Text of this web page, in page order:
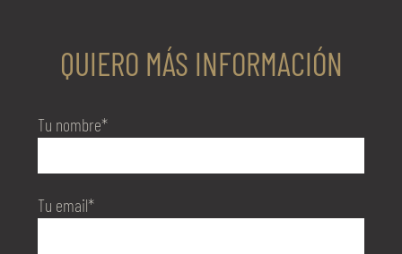
QUIERO MÁS INFORMACIÓN
Tu nombre*
Tu email*